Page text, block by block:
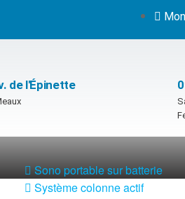
de l'Épinette
Sono portable sur batterie
Système colonne actif